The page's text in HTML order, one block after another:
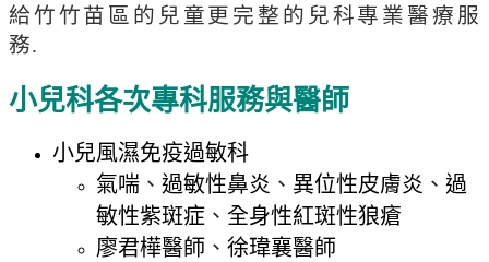
給竹竹苗區的兒童更完整的兒科專業醫療服
務.
小兒科各次專科服務與醫師
小兒風濕免疫過敏科
氣喘 、 過敏性鼻炎 、 異位性皮膚炎 、 過
敏性紫斑症 、 全身性紅斑性狼瘡
廖君樺醫師 、 徐瑋襄醫師